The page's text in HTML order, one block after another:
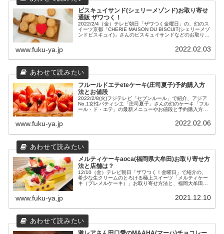
ビスキュイサンド(シェリーメゾンド)お取り寄せ
通販 ザワつく！
2022/2/4（金）テレビ朝日「ザワつく金曜日」の、幻のス
イーツ京都「CHERIE MAISON DU BISCUIT(シェリーメゾ
ンドビスキュイ)」さんのビスキュイサンドなどのお取り寄
www.fuku-ya.jp 2022.02.03
フルールドエテeteケーキ(庄司夏子)予約購入方
法とお値段
2022/2/8(火)フジテレビ「セブンルール」で紹介、アジア
No.1女性パティシエ「庄司夏子」さんの幻のケーキ「フル
ール・ド・エテ」の最新メニューやお値段と予約購入方法
www.fuku-ya.jp 2022.02.06
メルティケーキaoca(福岡県大牟田)お取り寄せ方
法と店舗は？
12/10（金）テレビ朝日「ザワつく！金曜日」で紹介の、
希少な生クリームのとろける極上スイーツ「メルティケー
キ（プレメルケーキ）」お取り寄せ方法と、福岡大牟田の
www.fuku-ya.jp 2021.12.10